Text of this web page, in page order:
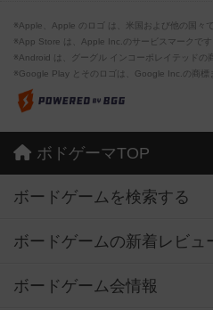
※Apple、Apple のロゴ は、米国および他の国々
※App Store は、Apple Inc.のサービスマークです
※Android は、グーグル インコーポレイテッドの
※Google Play とそのロゴは、Google Inc.の商標
ボドゲーマTOP
ボードゲームを検索する
ボードゲームの新着レビュ
ボードゲーム会情報